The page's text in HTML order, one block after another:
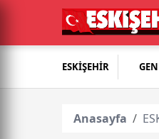
ESKİŞEHİR
Anasayfa